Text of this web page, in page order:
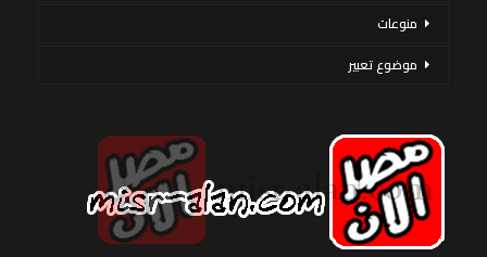
منوعات
موضوع تعبير